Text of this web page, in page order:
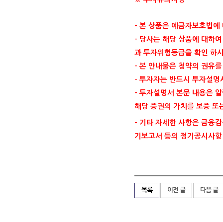
- 본 상품은 예금자보호법에
- 당사는 해당 상품에 대하
과 투자위험등급을 확인 하
- 본 안내물은 청약의 권유
- 투자자는 반드시 투자설명
- 투자설명서 본문 내용은
해당 증권의 가치를 보증 또
- 기타 자세한 사항은 금융
기보고서 등의 정기공시사
목록 이전 글 다음 글